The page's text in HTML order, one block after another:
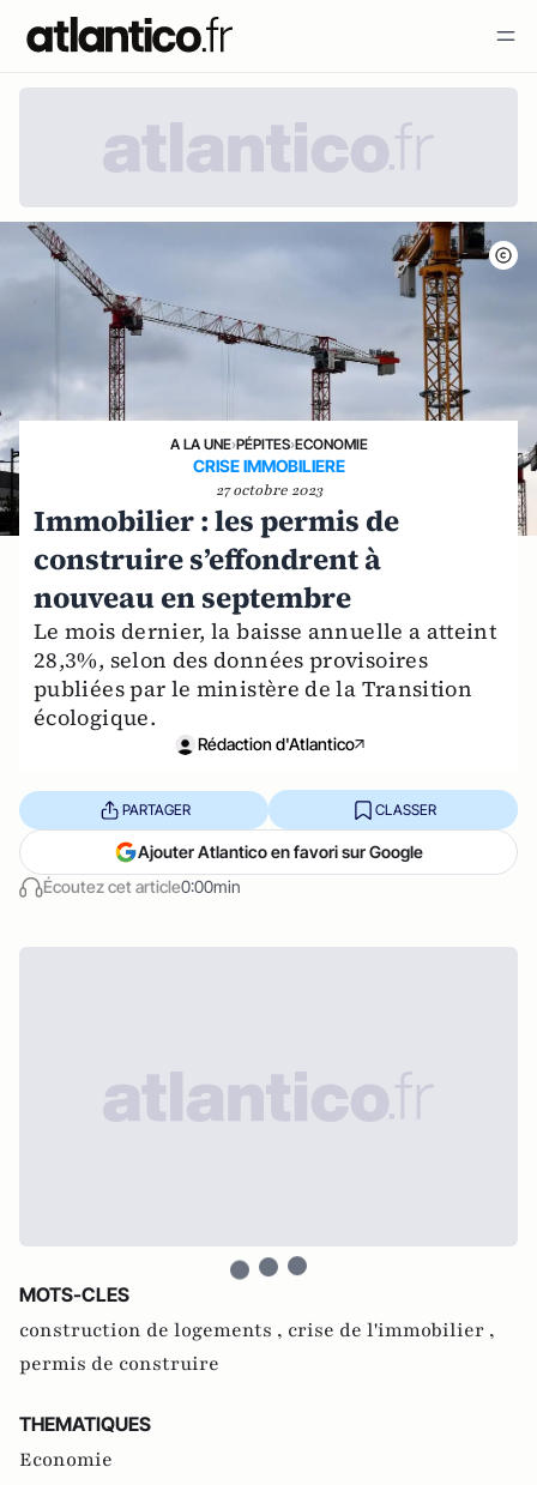
A LA UNE›PÉPITES›ECONOMIE
CRISE IMMOBILIERE
27 octobre 2023
Immobilier : les permis de
construire s’effondrent à
nouveau en septembre
Le mois dernier, la baisse annuelle a atteint
28,3%, selon des données provisoires
publiées par le ministère de la Transition
écologique.
Rédaction d'Atlantico
Écoutez cet article0:00min
PARTAGER CLASSER
Ajouter Atlantico en favori sur Google
MOTS-CLES
construction de logements , crise de l'immobilier ,
permis de construire
THEMATIQUES
Economie